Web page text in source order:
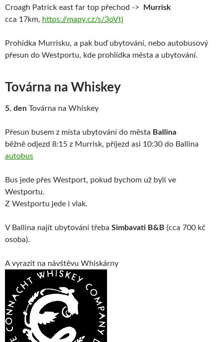
Croagh Patrick east far top přechod ->
Murrisk
cca 17km, https://mapy.cz/s/3oVtj
Prohídka Murrisku, a pak buď ubytování, nebo autobusový
přesun do Westportu, kde prohlídka města a ubytování.
Továrna na Whiskey
5. den Továrna na Whiskey
Přesun busem z místa ubytování do města Ballina
běžně odjezd 8:15 z Murrisk, příjezd asi 10:30 do Ballina
autobus
Bus jede přes Westport, pokud bychom už byli ve
Westportu.
Z Westportu jede i vlak.
V Ballina najít ubytování třeba Simbavati B&B (cca 700 kč
osoba).
A vyrazit na návštěvu Whiskárny